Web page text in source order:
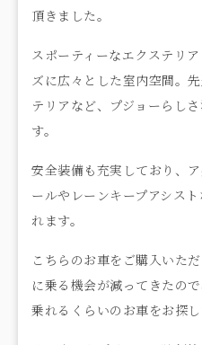
頂きました。
スポーティーなエクステリ
ズに広々とした室内空間。
テリアなど、プジョーらし
す。
安全装備も充実しており、
ールやレーンキープアシス
れます。
こちらのお車をご購入いた
に乗る機会が減ってきたの
乗れるくらいのお車をお探し